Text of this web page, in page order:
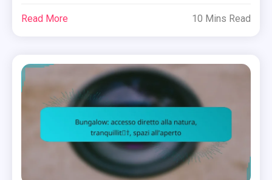
Read More 10 Mins Read